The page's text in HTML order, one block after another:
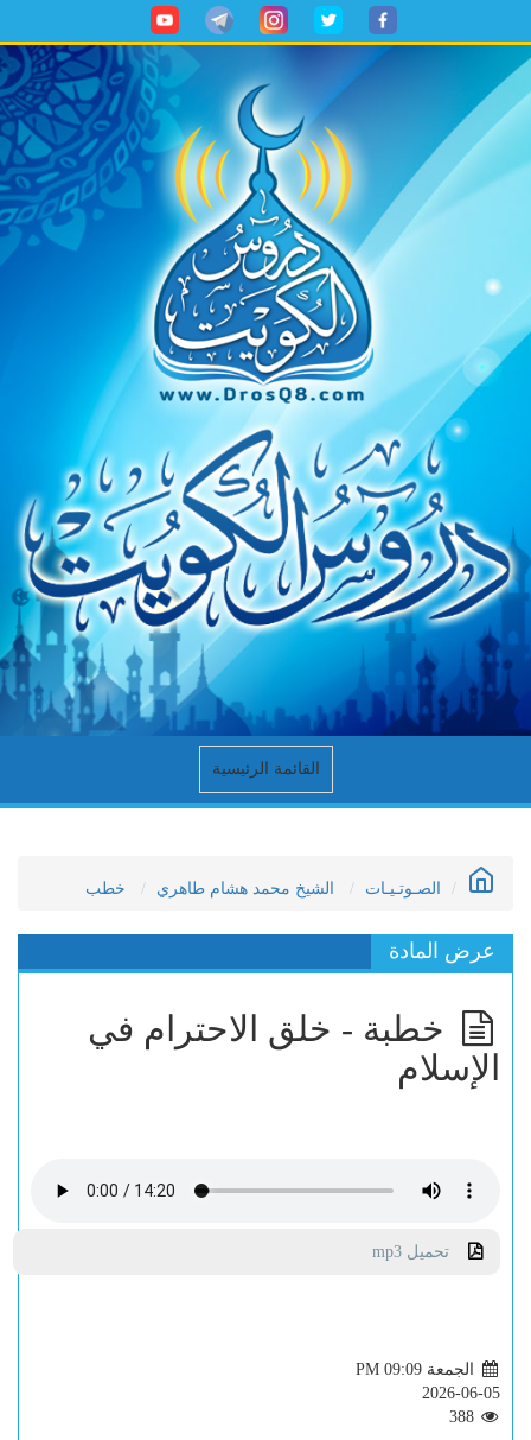
القائمة الرئيسية
الصـوتـيـات الشيخ محمد هشام طاهري خطب
عرض المادة
خطبة - خلق الاحترام في
الإسلام
تحميل mp3
الجمعة PM 09:09
2026-06-05